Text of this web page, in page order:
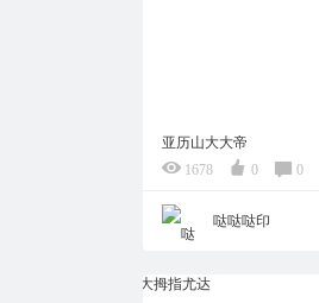
亚历山大大帝
1678
0 0
哒哒哒印